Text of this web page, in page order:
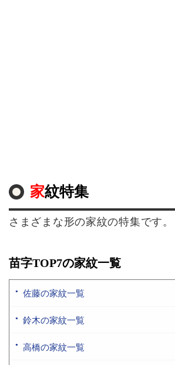
家紋特集
さまざまな形の家紋の特集です。
苗字TOP7の家紋一覧
佐藤の家紋一覧
鈴木の家紋一覧
高橋の家紋一覧